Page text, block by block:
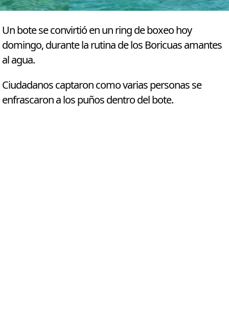
Un bote se convirtió en un ring de boxeo hoy
domingo, durante la rutina de los Boricuas amantes
al agua.
Ciudadanos captaron como varias personas se
enfrascaron a los puños dentro del bote.